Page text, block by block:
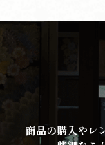
商品の購入やレ